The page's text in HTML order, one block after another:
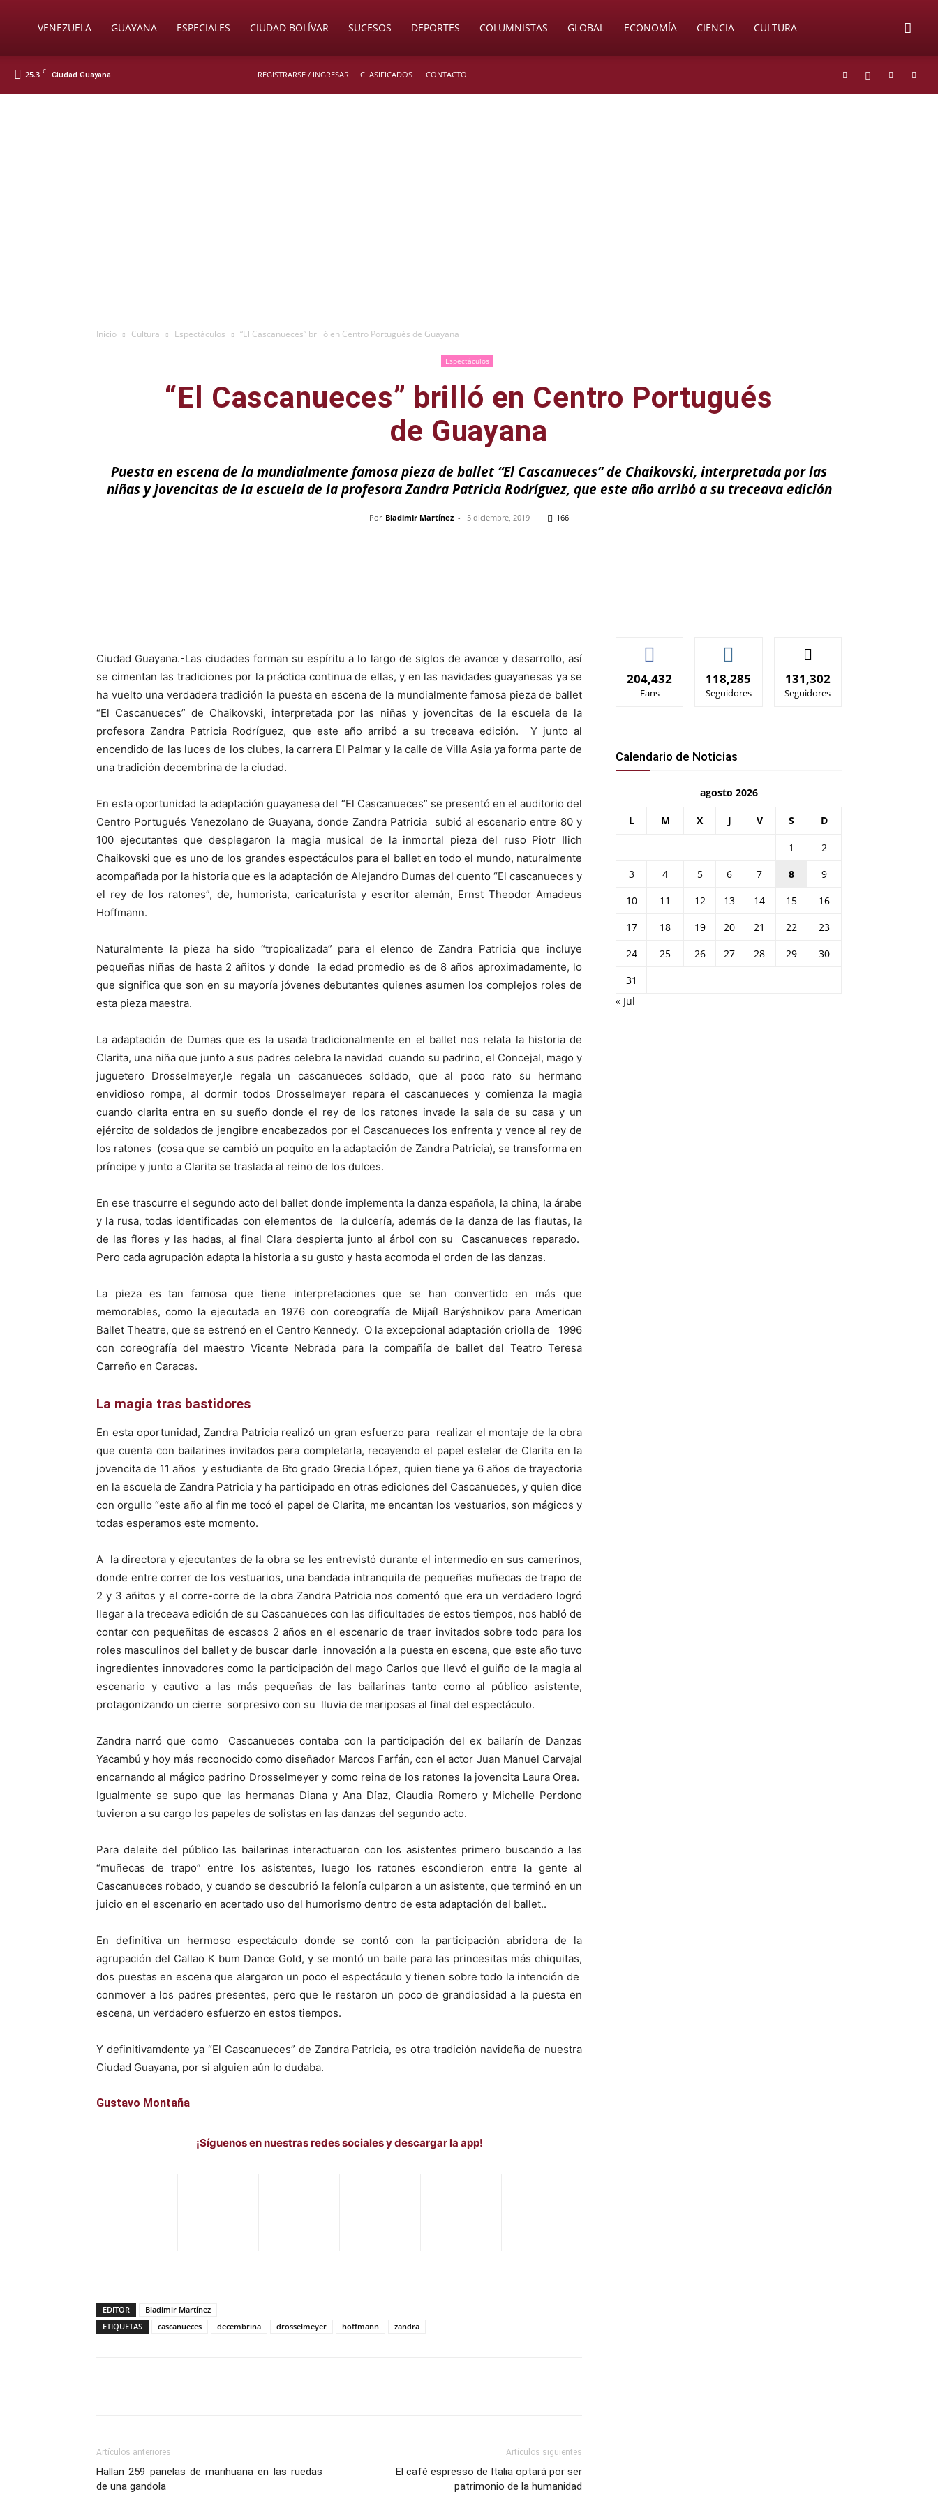
SoyVENEZUELA GUAYANA ESPECIALES CIUDAD BOLÍVAR SUCESOS DEPORTES COLUMNISTAS GLOBAL ECONOMÍA CIENCIA CULTURA
25.3 C Ciudad Guayana REGISTRARSE / INGRESAR CLASIFICADOS CONTACTO
Inicio Cultura Espectáculos “El Cascanueces” brilló en Centro Portugués de Guayana
Espectáculos
“El Cascanueces” brilló en Centro Portugués
de Guayana
Puesta en escena de la mundialmente famosa pieza de ballet “El Cascanueces” de Chaikovski, interpretada por las
niñas y jovencitas de la escuela de la profesora Zandra Patricia Rodríguez, que este año arribó a su treceava edición
Por Bladimir Martínez - 5 diciembre, 2019 166
Ciudad Guayana.-Las ciudades forman su espíritu a lo largo de siglos de avance y desarrollo, así
se cimentan las tradiciones por la práctica continua de ellas, y en las navidades guayanesas ya se
ha vuelto una verdadera tradición la puesta en escena de la mundialmente famosa pieza de ballet
“El Cascanueces” de Chaikovski, interpretada por las niñas y jovencitas de la escuela de la
profesora Zandra Patricia Rodríguez, que este año arribó a su treceava edición. Y junto al
encendido de las luces de los clubes, la carrera El Palmar y la calle de Villa Asia ya forma parte de
una tradición decembrina de la ciudad.
En esta oportunidad la adaptación guayanesa del “El Cascanueces” se presentó en el auditorio del
Centro Portugués Venezolano de Guayana, donde Zandra Patricia subió al escenario entre 80 y
100 ejecutantes que desplegaron la magia musical de la inmortal pieza del ruso Piotr Ilich
Chaikovski que es uno de los grandes espectáculos para el ballet en todo el mundo, naturalmente
acompañada por la historia que es la adaptación de Alejandro Dumas del cuento “El cascanueces y
el rey de los ratones”, de, humorista, caricaturista y escritor alemán, Ernst Theodor Amadeus
Hoffmann.
Naturalmente la pieza ha sido “tropicalizada” para el elenco de Zandra Patricia que incluye
pequeñas niñas de hasta 2 añitos y donde la edad promedio es de 8 años aproximadamente, lo
que significa que son en su mayoría jóvenes debutantes quienes asumen los complejos roles de
esta pieza maestra.
La adaptación de Dumas que es la usada tradicionalmente en el ballet nos relata la historia de
Clarita, una niña que junto a sus padres celebra la navidad cuando su padrino, el Concejal, mago y
juguetero Drosselmeyer,le regala un cascanueces soldado, que al poco rato su hermano
envidioso rompe, al dormir todos Drosselmeyer repara el cascanueces y comienza la magia
cuando clarita entra en su sueño donde el rey de los ratones invade la sala de su casa y un
ejército de soldados de jengibre encabezados por el Cascanueces los enfrenta y vence al rey de
los ratones (cosa que se cambió un poquito en la adaptación de Zandra Patricia), se transforma en
príncipe y junto a Clarita se traslada al reino de los dulces.
En ese trascurre el segundo acto del ballet donde implementa la danza española, la china, la árabe
y la rusa, todas identificadas con elementos de la dulcería, además de la danza de las flautas, la
de las flores y las hadas, al final Clara despierta junto al árbol con su Cascanueces reparado.
Pero cada agrupación adapta la historia a su gusto y hasta acomoda el orden de las danzas.
La pieza es tan famosa que tiene interpretaciones que se han convertido en más que
memorables, como la ejecutada en 1976 con coreografía de Mijaíl Barýshnikov para American
Ballet Theatre, que se estrenó en el Centro Kennedy. O la excepcional adaptación criolla de 1996
con coreografía del maestro Vicente Nebrada para la compañía de ballet del Teatro Teresa
Carreño en Caracas.
La magia tras bastidores
En esta oportunidad, Zandra Patricia realizó un gran esfuerzo para realizar el montaje de la obra
que cuenta con bailarines invitados para completarla, recayendo el papel estelar de Clarita en la
jovencita de 11 años y estudiante de 6to grado Grecia López, quien tiene ya 6 años de trayectoria
en la escuela de Zandra Patricia y ha participado en otras ediciones del Cascanueces, y quien dice
con orgullo “este año al fin me tocó el papel de Clarita, me encantan los vestuarios, son mágicos y
todas esperamos este momento.
A la directora y ejecutantes de la obra se les entrevistó durante el intermedio en sus camerinos,
donde entre correr de los vestuarios, una bandada intranquila de pequeñas muñecas de trapo de
2 y 3 añitos y el corre-corre de la obra Zandra Patricia nos comentó que era un verdadero logró
llegar a la treceava edición de su Cascanueces con las dificultades de estos tiempos, nos habló de
contar con pequeñitas de escasos 2 años en el escenario de traer invitados sobre todo para los
roles masculinos del ballet y de buscar darle innovación a la puesta en escena, que este año tuvo
ingredientes innovadores como la participación del mago Carlos que llevó el guiño de la magia al
escenario y cautivo a las más pequeñas de las bailarinas tanto como al público asistente,
protagonizando un cierre sorpresivo con su lluvia de mariposas al final del espectáculo.
Zandra narró que como Cascanueces contaba con la participación del ex bailarín de Danzas
Yacambú y hoy más reconocido como diseñador Marcos Farfán, con el actor Juan Manuel Carvajal
encarnando al mágico padrino Drosselmeyer y como reina de los ratones la jovencita Laura Orea.
Igualmente se supo que las hermanas Diana y Ana Díaz, Claudia Romero y Michelle Perdono
tuvieron a su cargo los papeles de solistas en las danzas del segundo acto.
Para deleite del público las bailarinas interactuaron con los asistentes primero buscando a las
“muñecas de trapo” entre los asistentes, luego los ratones escondieron entre la gente al
Cascanueces robado, y cuando se descubrió la felonía culparon a un asistente, que terminó en un
juicio en el escenario en acertado uso del humorismo dentro de esta adaptación del ballet..
En definitiva un hermoso espectáculo donde se contó con la participación abridora de la
agrupación del Callao K bum Dance Gold, y se montó un baile para las princesitas más chiquitas,
dos puestas en escena que alargaron un poco el espectáculo y tienen sobre todo la intención de
conmover a los padres presentes, pero que le restaron un poco de grandiosidad a la puesta en
escena, un verdadero esfuerzo en estos tiempos.
Y definitivamdente ya “El Cascanueces” de Zandra Patricia, es otra tradición navideña de nuestra
Ciudad Guayana, por si alguien aún lo dudaba.
Gustavo Montaña
¡Síguenos en nuestras redes sociales y descargar la app!
EDITOR
Bladimir Martínez
ETIQUETAS
cascanueces decembrina drosselmeyer hoffmann zandra
Artículos anteriores
Hallan 259 panelas de marihuana en las ruedas
de una gandola
Artículos siguientes
El café espresso de Italia optará por ser
patrimonio de la humanidad
204,432
Fans
118,285
Seguidores
131,302
Seguidores
Calendario de Noticias
agosto 2026
L M X J V S D
1
2
3
4 5 6 7 8
9
10
11 12 13 14 15
16
17
18 19 20 21 22
23
24
25 26 27 28 29
30
31
« Jul